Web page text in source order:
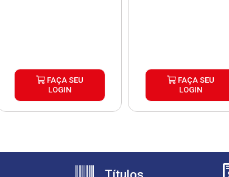
FAÇA SEU
LOGIN
FAÇA SEU
LOGIN